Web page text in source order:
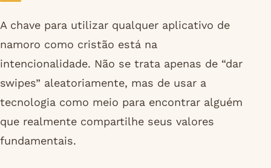
A chave para utilizar qualquer aplicativo de
namoro como cristão está na
intencionalidade. Não se trata apenas de “dar
swipes” aleatoriamente, mas de usar a
tecnologia como meio para encontrar alguém
que realmente compartilhe seus valores
fundamentais.